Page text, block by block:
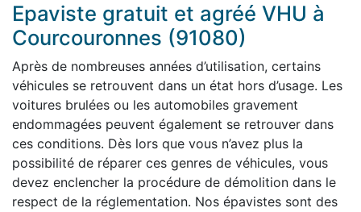
Epaviste gratuit et agréé VHU à
Courcouronnes (91080)
Après de nombreuses années d’utilisation, certains
véhicules se retrouvent dans un état hors d’usage. Les
voitures brulées ou les automobiles gravement
endommagées peuvent également se retrouver dans
ces conditions. Dès lors que vous n’avez plus la
possibilité de réparer ces genres de véhicules, vous
devez enclencher la procédure de démolition dans le
respect de la réglementation. Nos épavistes sont des